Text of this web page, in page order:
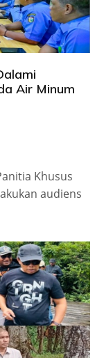
Air Minum
Khusus
audiens